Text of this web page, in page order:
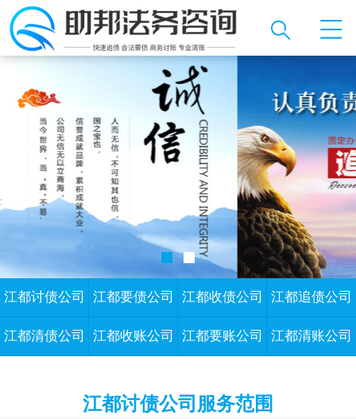
江都讨债公司 江都要债公司 江都收债公司 江都追债公司
江都清债公司 江都收账公司 江都要账公司 江都清账公司
江都讨债公司服务范围